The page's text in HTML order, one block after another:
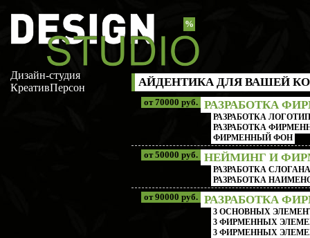
Дизайн-студия
КреативПерсон
%
АЙДЕНТИКА ДЛЯ ВАШЕЙ
РАЗРАБОТКА
РАЗРАБОТКА
РАЗРАБОТКА
ФИРМЕННЫЙ ФОН
от 70000 руб.
НЕЙМИНГ И
РАЗРАБОТКА
РАЗРАБОТКА
от 50000 руб.
РАЗРАБОТКА
3 ОСНОВНЫХ
3 ФИРМЕННЫХ
3 ФИРМЕННЫХ
от 90000 руб.